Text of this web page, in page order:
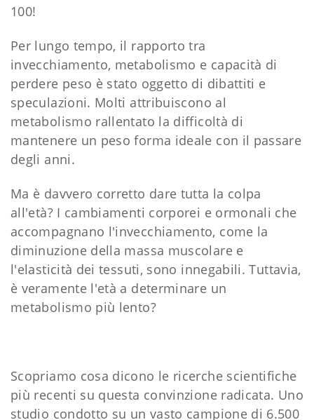
100!
Per lungo tempo, il rapporto tra
invecchiamento, metabolismo e capacità di
perdere peso è stato oggetto di dibattiti e
speculazioni. Molti attribuiscono al
metabolismo rallentato la difficoltà di
mantenere un peso forma ideale con il passare
degli anni.
Ma è davvero corretto dare tutta la colpa
all'età? I cambiamenti corporei e ormonali che
accompagnano l'invecchiamento, come la
diminuzione della massa muscolare e
l'elasticità dei tessuti, sono innegabili. Tuttavia,
è veramente l'età a determinare un
metabolismo più lento?
Scopriamo cosa dicono le ricerche scientifiche
più recenti su questa convinzione radicata. Uno
studio condotto su un vasto campione di 6.500